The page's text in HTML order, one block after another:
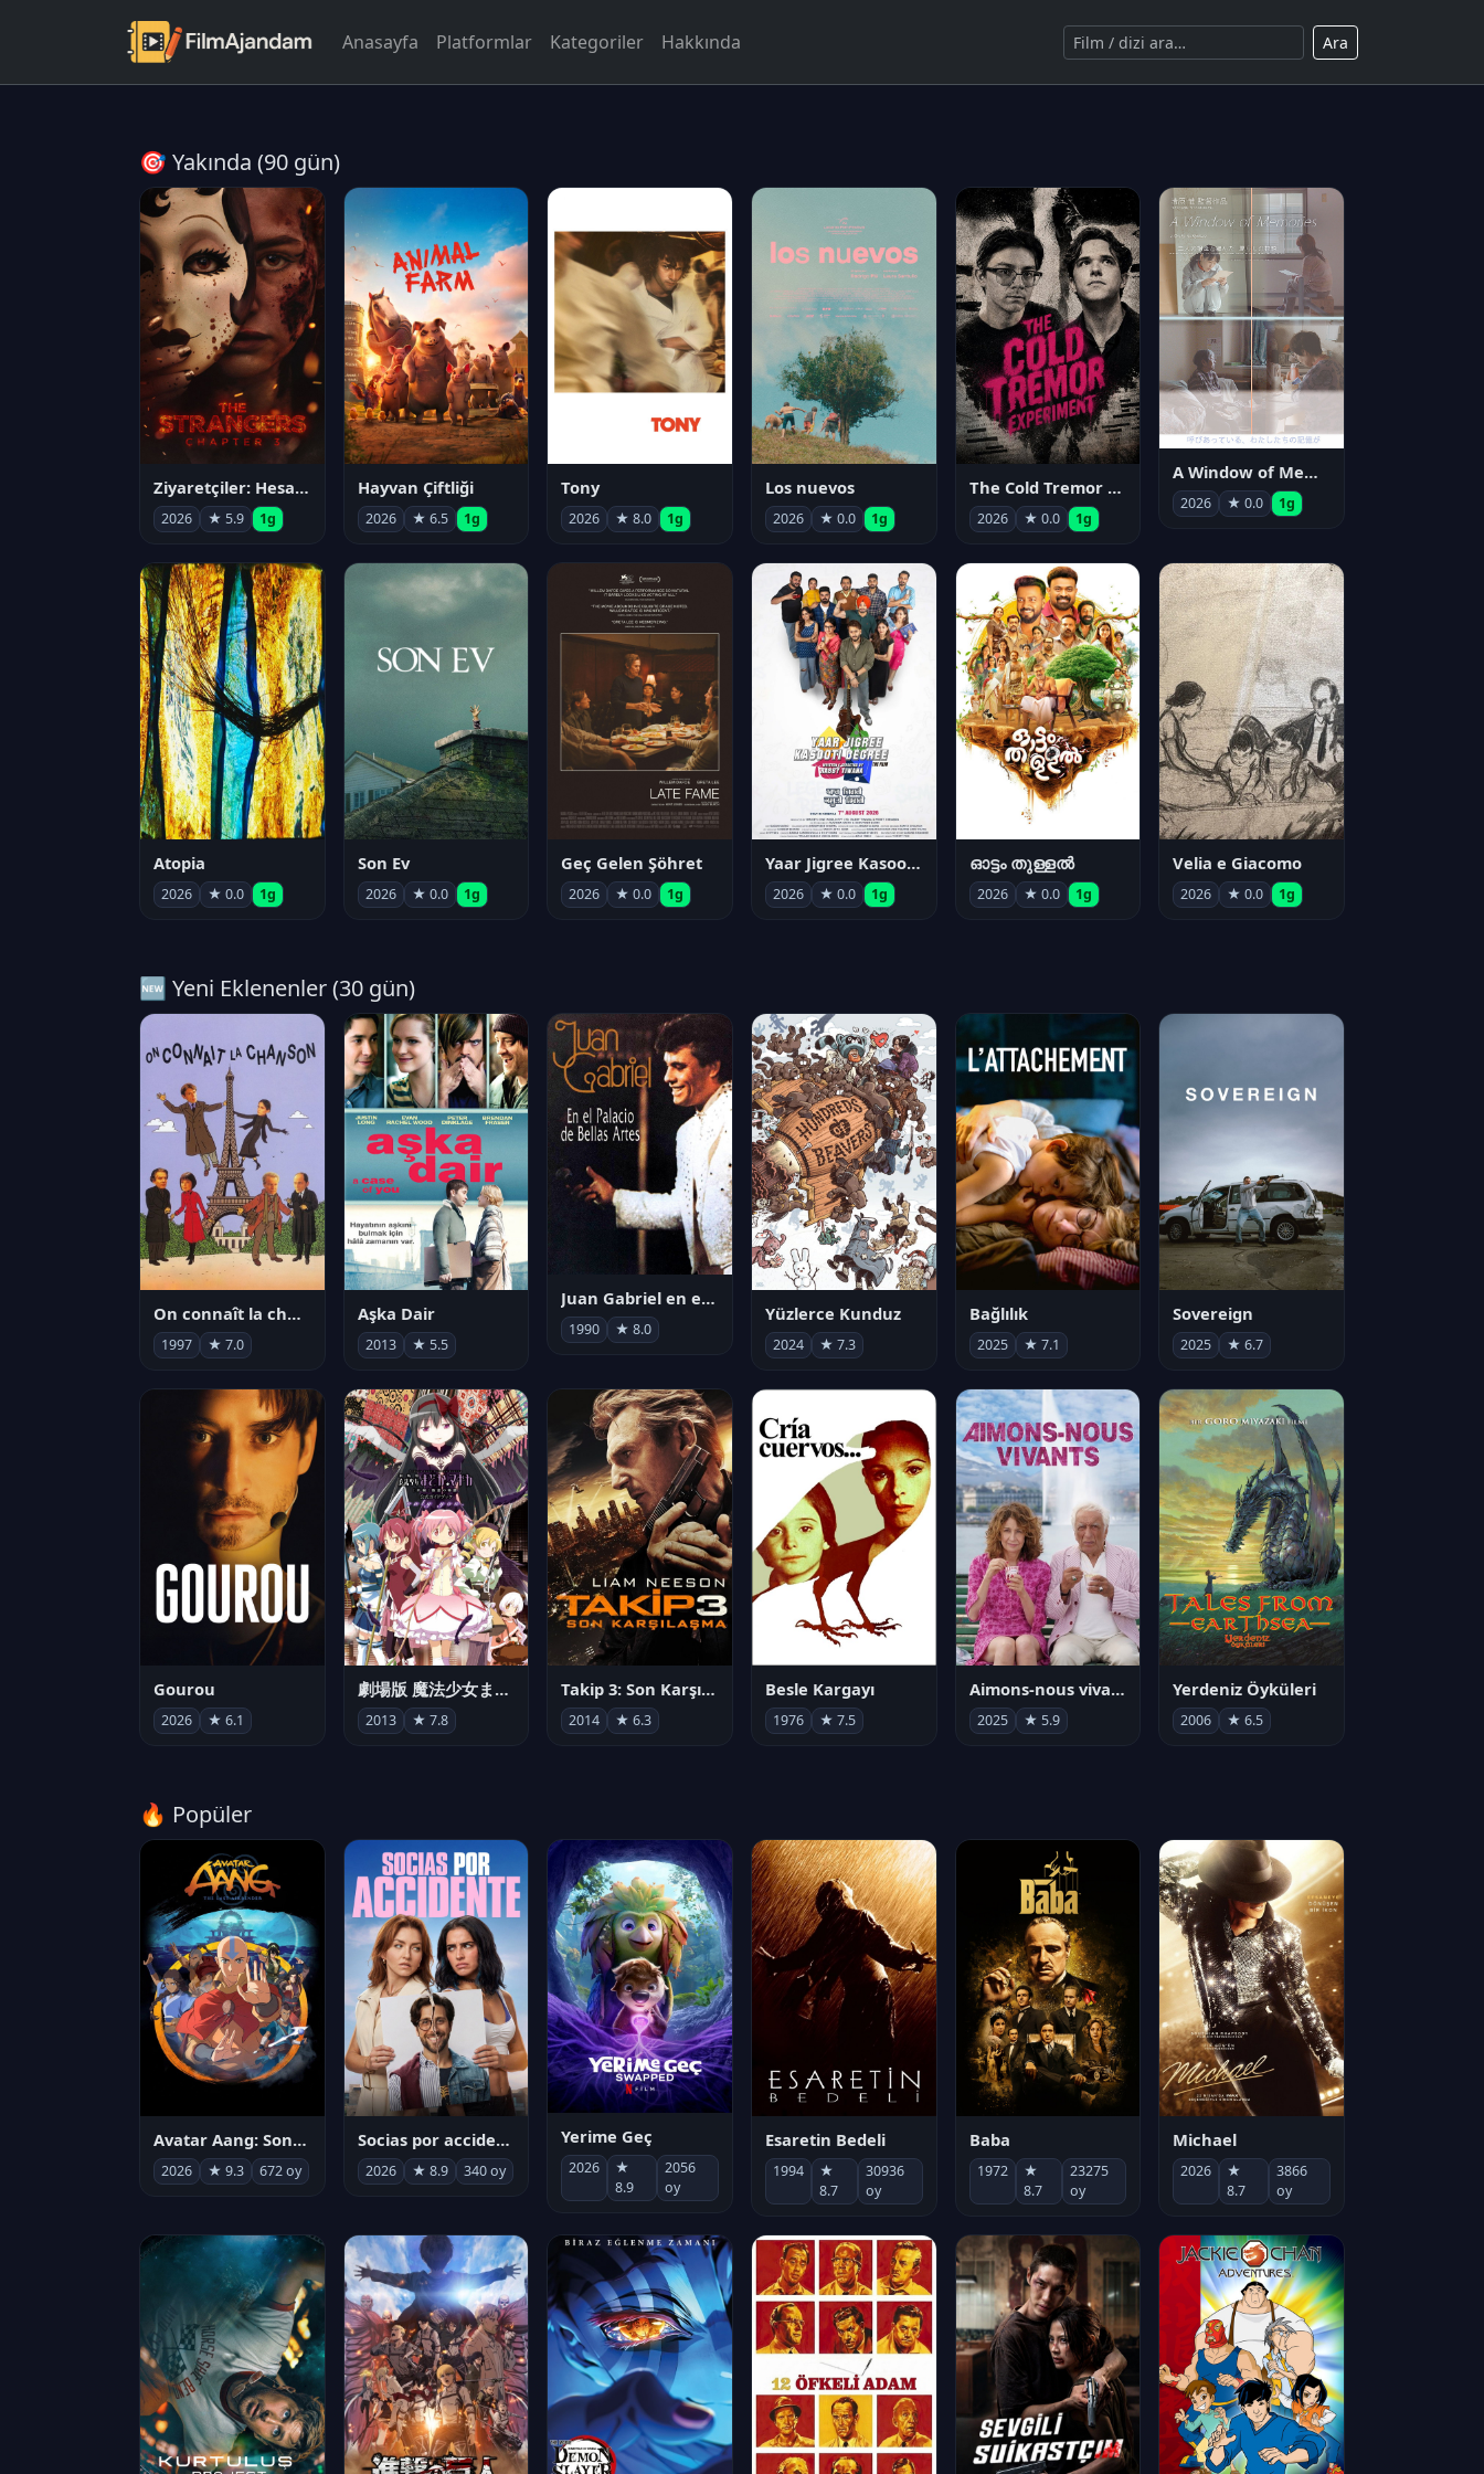
Anasayfa Platformlar Kategoriler Hakkında Ara
🎯 Yakında (90 gün)
Ziyaretçiler: Hesaplaşma
2026 ★ 5.9 1g
Hayvan Çiftliği
2026 ★ 6.5 1g
Tony
2026 ★ 8.0 1g
Los nuevos
2026 ★ 0.0 1g
The Cold Tremor Experiment
2026 ★ 0.0 1g
A Window of Memories
2026 ★ 0.0 1g
Atopia
2026 ★ 0.0 1g
Son Ev
2026 ★ 0.0 1g
Geç Gelen Şöhret
2026 ★ 0.0 1g
Yaar Jigree Kasooti Degree
2026 ★ 0.0 1g
ഓട്ടം തുള്ളൽ
2026 ★ 0.0 1g
Velia e Giacomo
2026 ★ 0.0 1g
🆕 Yeni Eklenenler (30 gün)
On connaît la chanson
1997 ★ 7.0
Aşka Dair
2013 ★ 5.5
Juan Gabriel en el Palacio de Bellas Artes
1990 ★ 8.0
Yüzlerce Kunduz
2024 ★ 7.3
Bağlılık
2025 ★ 7.1
Sovereign
2025 ★ 6.7
Gourou
2026 ★ 6.1
劇場版 魔法少女まどか☆マギカ[新編]叛逆の物語
2013 ★ 7.8
Takip 3: Son Karşılaşma
2014 ★ 6.3
Besle Kargayı
1976 ★ 7.5
Aimons-nous vivants
2025 ★ 5.9
Yerdeniz Öyküleri
2006 ★ 6.5
🔥 Popüler
Avatar Aang: Son Havabükücü
2026 ★ 9.3 672 oy
Socias por accidente
2026 ★ 8.9 340 oy
Yerime Geç
2026
★
8.9
2056
oy
Esaretin Bedeli
1994
★
8.7
30936
oy
Baba
1972
★
8.7
23275
oy
Michael
2026
★
8.7
3866
oy